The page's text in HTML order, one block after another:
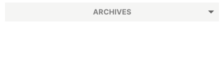
ARCHIVES